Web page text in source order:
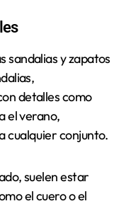
sandalias y zapatos
detalles como
el verano,
cualquier conjunto.
suelen estar
el cuero o el